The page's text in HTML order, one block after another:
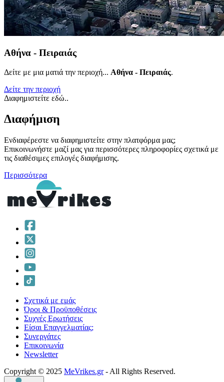
Αθήνα - Πειραιάς
Δείτε με μια ματιά την περιοχή... Αθήνα - Πειραιάς.
Δείτε την περιοχή
Διαφημιστείτε εδώ..
Διαφήμιση
Ενδιαφέρεστε να διαφημιστείτε στην πλατφόρμα μας;
Επικοινωνήστε μαζί μας για περισσότερες πληροφορίες σχετικά με
τις διαθέσιμες επιλογές διαφήμισης.
Περισσότερα
Σχετικά με εμάς
Όροι & Προϋποθέσεις
Συχνές Ερωτήσεις
Είσαι Επαγγελματίας;
Συνεργάτες
Επικοινωνία
Νewsletter
Copyright © 2025 MeVrikes.gr- All Rights Reserved.